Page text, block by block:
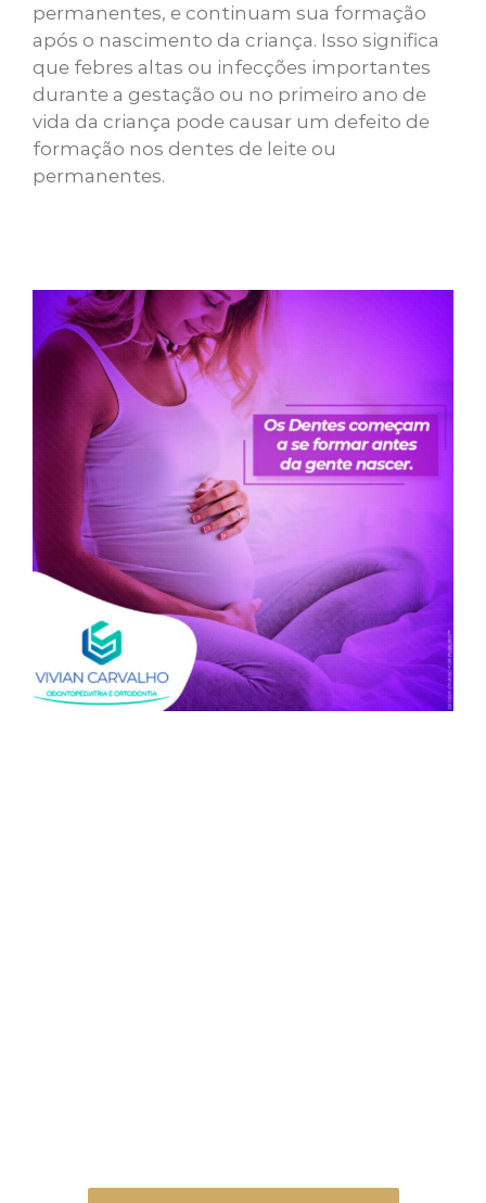
permanentes, e continuam sua formação
após o nascimento da criança. Isso significa
que febres altas ou infecções importantes
durante a gestação ou no primeiro ano de
vida da criança pode causar um defeito de
formação nos dentes de leite ou
permanentes.